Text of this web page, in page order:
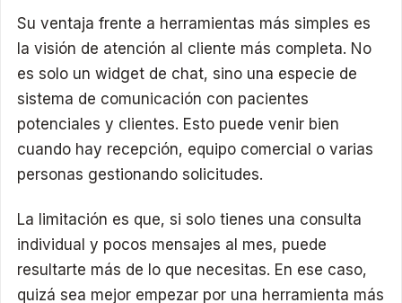
Su ventaja frente a herramientas más simples es
la visión de atención al cliente más completa. No
es solo un widget de chat, sino una especie de
sistema de comunicación con pacientes
potenciales y clientes. Esto puede venir bien
cuando hay recepción, equipo comercial o varias
personas gestionando solicitudes.
La limitación es que, si solo tienes una consulta
individual y pocos mensajes al mes, puede
resultarte más de lo que necesitas. En ese caso,
quizá sea mejor empezar por una herramienta más